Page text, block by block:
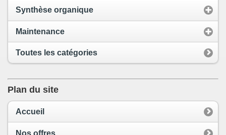
Synthèse organique
Maintenance
Toutes les catégories
Plan du site
Accueil
Nos offres